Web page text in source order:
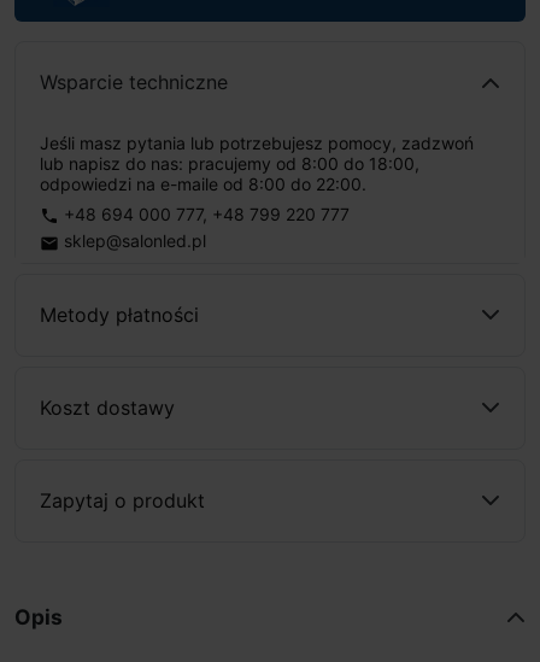
Wsparcie techniczne
Jeśli masz pytania lub potrzebujesz pomocy, zadzwoń
lub napisz do nas: pracujemy od 8:00 do 18:00,
odpowiedzi na e-maile od 8:00 do 22:00.
phone +48 694 000 777, +48 799 220 777
email sklep@salonled.pl
Metody płatności
Koszt dostawy
Zapytaj o produkt
Opis